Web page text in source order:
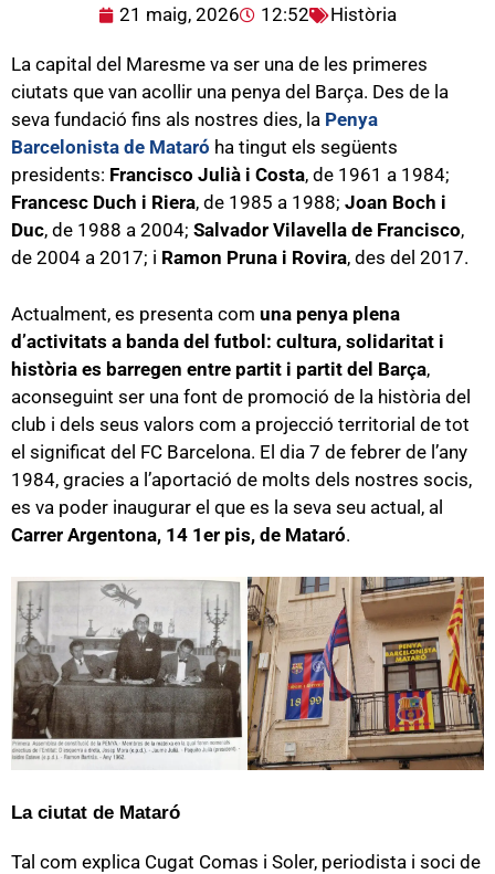
21 maig, 2026
12:52 Història
La capital del Maresme va ser una de les primeres
ciutats que van acollir una penya del Barça. Des de la
seva fundació fins als nostres dies, la Penya
Barcelonista de Mataró ha tingut els següents
presidents: Francisco Julià i Costa, de 1961 a 1984;
Francesc Duch i Riera, de 1985 a 1988; Joan Boch i
Duc, de 1988 a 2004; Salvador Vilavella de Francisco,
de 2004 a 2017; i Ramon Pruna i Rovira, des del 2017.
Actualment, es presenta com una penya plena
d’activitats a banda del futbol: cultura, solidaritat i
història es barregen entre partit i partit del Barça,
aconseguint ser una font de promoció de la història del
club i dels seus valors com a projecció territorial de tot
el significat del FC Barcelona. El dia 7 de febrer de l’any
1984, gracies a l’aportació de molts dels nostres socis,
es va poder inaugurar el que es la seva seu actual, al
Carrer Argentona, 14 1er pis, de Mataró.
La ciutat de Mataró
Tal com explica Cugat Comas i Soler, periodista i soci de